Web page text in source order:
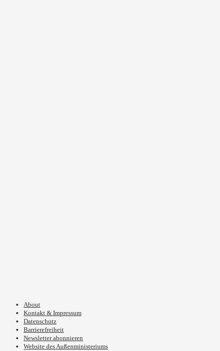
About
Kontakt & Impressum
Datenschutz
Barrierefreiheit
Newsletter abonnieren
Website des Außenministeriums